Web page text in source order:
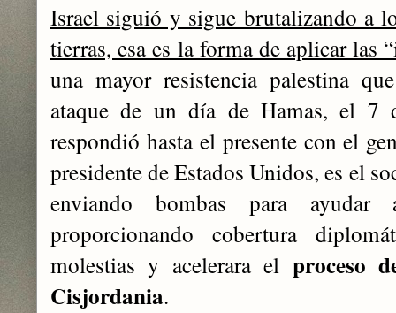
Israel siguió y sigue brutalizando a
tierras, esa es la forma de aplicar las
una mayor resistencia palestina
ataque de un día de Hamas, el 7
respondió hasta el presente con el
presidente de Estados Unidos, es el
enviando bombas para
proporcionando cobertura
molestias y acelerara el proceso
Cisjordania.